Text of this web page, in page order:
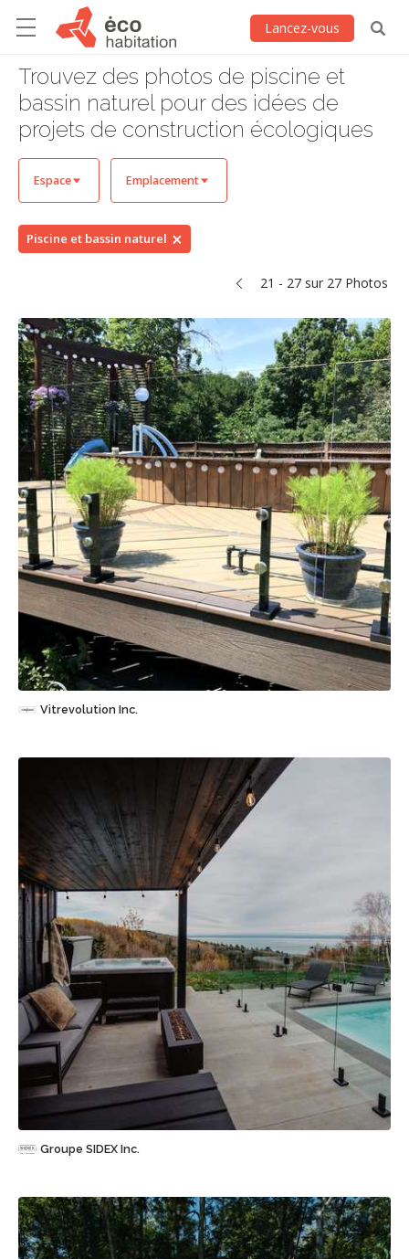
Lancez-vous
Trouvez des photos de piscine et
bassin naturel pour des idées de
projets de construction écologiques
Espace Emplacement
Piscine et bassin naturel
21 - 27 sur 27 Photos
Sauvegarder
Vitrevolution Inc.
Sauvegarder
Groupe SIDEX Inc.